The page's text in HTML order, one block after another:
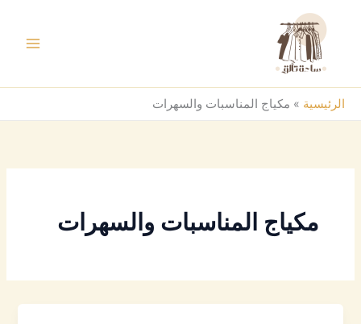
المحتوى
الرئيسية » مكياج المناسبات والسهرات
مكياج المناسبات والسهرات